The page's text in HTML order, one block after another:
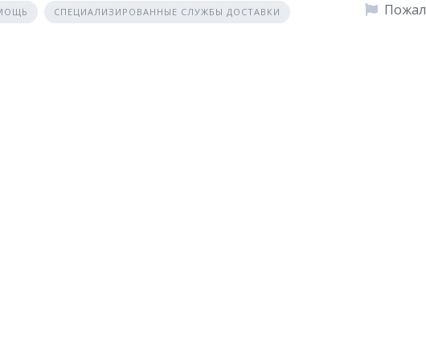
СПЕЦИАЛИЗИРОВАННЫЕ СЛУЖБЫ ДОСТАВКИ